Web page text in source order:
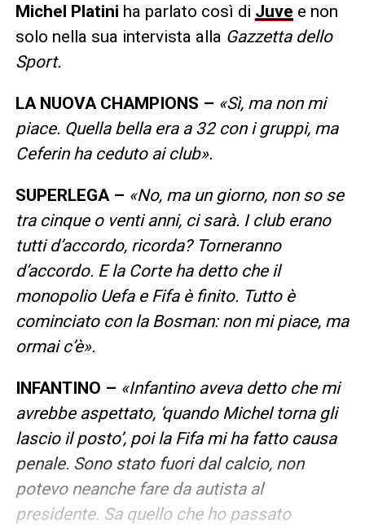
Michel Platini ha parlato così di Juve e non
solo nella sua intervista alla Gazzetta dello
Sport.
LA NUOVA CHAMPIONS – «Sì, ma non mi
piace. Quella bella era a 32 con i gruppi, ma
Ceferin ha ceduto ai club».
SUPERLEGA – «No, ma un giorno, non so se
tra cinque o venti anni, ci sarà. I club erano
tutti d’accordo, ricorda? Torneranno
d’accordo. E la Corte ha detto che il
monopolio Uefa e Fifa è finito. Tutto è
cominciato con la Bosman: non mi piace, ma
ormai c’è».
INFANTINO – «Infantino aveva detto che mi
avrebbe aspettato, ‘quando Michel torna gli
lascio il posto’, poi la Fifa mi ha fatto causa
penale. Sono stato fuori dal calcio, non
potevo neanche fare da autista al
presidente. Sa quello che ho passato